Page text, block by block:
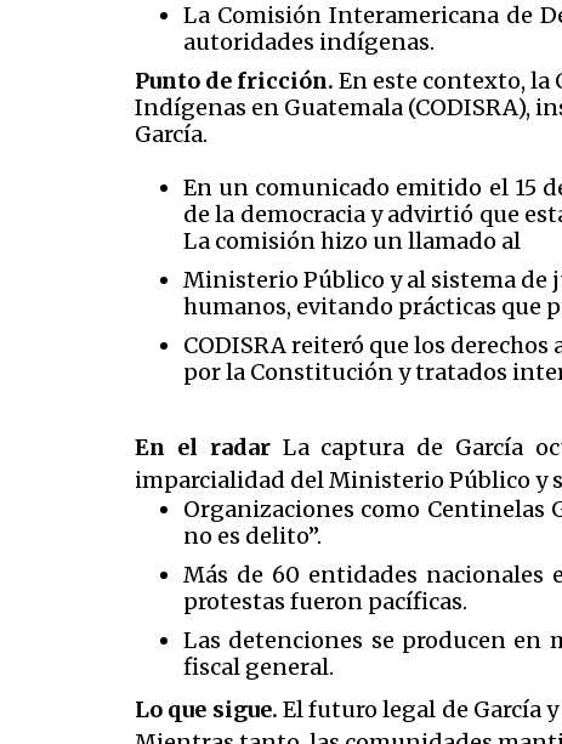
La Comisión Interamericana de
autoridades indígenas.
Punto de fricción. En este contexto, la
Indígenas en Guatemala (CODISRA),
García.
En un comunicado emitido el 15
de la democracia y advirtió que
La comisión hizo un llamado al
Ministerio Público y al sistema de
humanos, evitando prácticas que
CODISRA reiteró que los
por la Constitución y tratados
En el radarLa captura de García
imparcialidad del Ministerio Público y
Organizaciones como Centinelas
no es delito”.
Más de 60 entidades nacionales
protestas fueron pacíficas.
Las detenciones se producen en
fiscal general.
Lo que sigue. El futuro legal de García